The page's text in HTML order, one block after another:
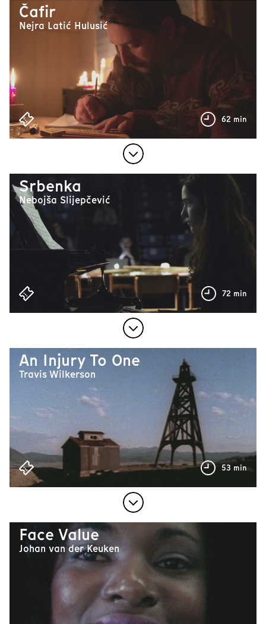
Čafir
Nejra Latić Hulusić
62 min
Srbenka
Nebojša Slijepčević
72 min
An Injury To One
Travis Wilkerson
53 min
Face Value
Johan van der Keuken